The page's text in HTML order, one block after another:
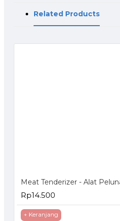
Related Products
Rp14.500
+ Keranjang